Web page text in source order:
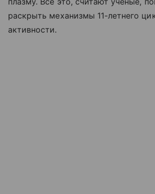
раскрыть механизмы 11-летнего
активности.